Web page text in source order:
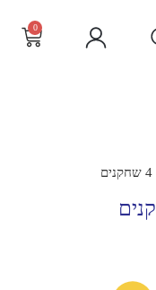
0